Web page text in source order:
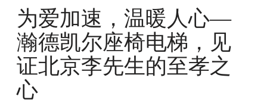
瀚
德
凯
尔
座
椅
电
梯
为爱加速，温暖人心—
瀚德凯尔座椅电梯，见
证北京李先生的至孝之
心